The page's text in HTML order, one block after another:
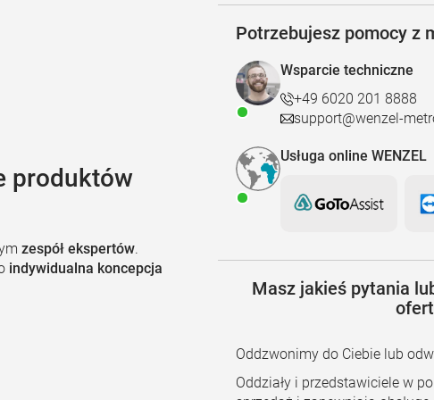
produktów
zespół ekspertów.
indywidualna koncepcja
Potrzebujesz pomocy z
Wsparcie techniczne
+49 6020 201 8888
support@wenzel-
Usługa online WENZEL
Masz jakieś pytania
Oddzwonimy do Ciebie lub
Oddziały i przedstawiciele w